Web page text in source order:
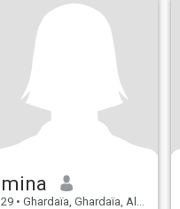
mina
29 • Ghardaïa, Ghardaïa, Algerien